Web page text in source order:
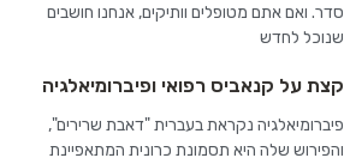
סדר. ואם אתם מטופלים וותיקים, אנחנו חושבים
שנוכל לחדש
קצת על קנאביס רפואי ופיברומיאלגיה
פיברומיאלגיה נקראת בעברית "דאבת שרירים",
והפירוש שלה היא תסמונת כרונית המתאפיינת